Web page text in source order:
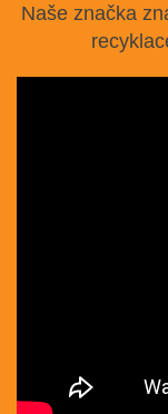
Naše značka